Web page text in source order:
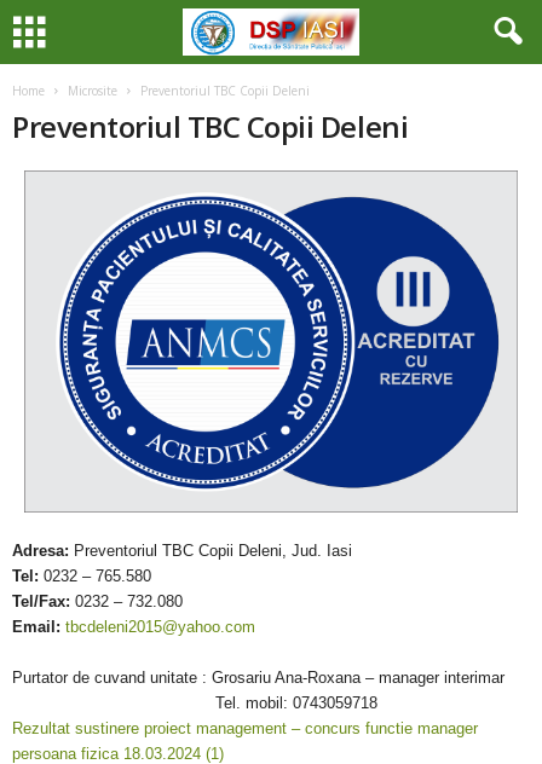
Home Microsite Preventoriul TBC Copii Deleni
Preventoriul TBC Copii Deleni
Adresa: Preventoriul TBC Copii Deleni, Jud. Iasi
Tel: 0232 – 765.580
Tel/Fax: 0232 – 732.080
Email: tbcdeleni2015@yahoo.com
Purtator de cuvand unitate : Grosariu Ana-Roxana – manager interimar
Tel. mobil: 0743059718
Rezultat sustinere proiect management – concurs functie manager
persoana fizica 18.03.2024 (1)